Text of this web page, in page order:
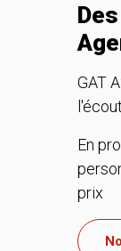
GAT
En
prix